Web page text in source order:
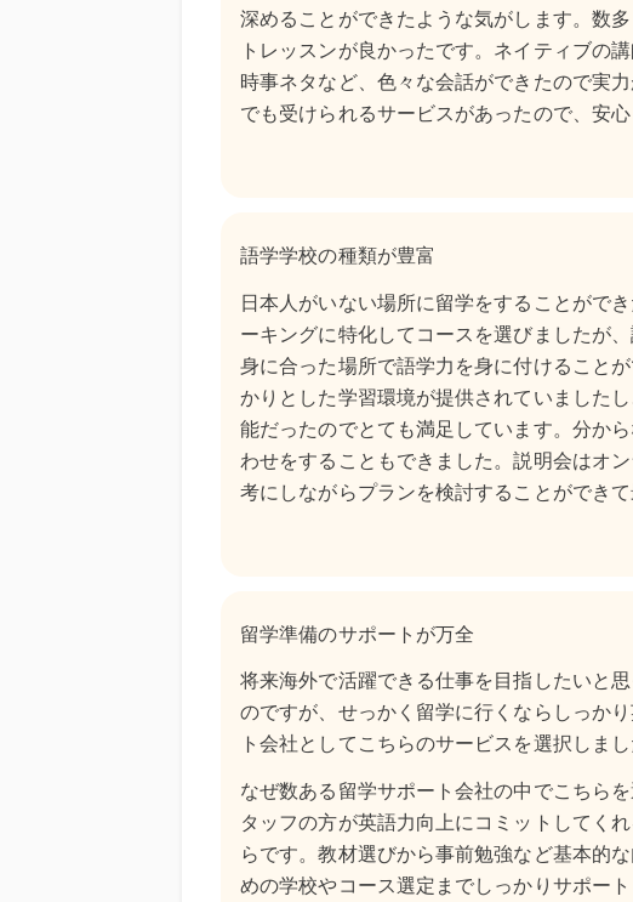
深めることができたような気がします。数
トレッスンが良かったです。ネイティブの
時事ネタなど、色々な会話ができたので実
でも受けられるサービスがあったので、安心
語学学校の種類が豊富
日本人がいない場所に留学をすることがで
ーキングに特化してコースを選びましたが
身に合った場所で語学力を身に付けること
かりとした学習環境が提供されていました
能だったのでとても満足しています。分か
わせをすることもできました。説明会はオ
考にしながらプランを検討することができて
留学準備のサポートが万全
将来海外で活躍できる仕事を目指したいと
のですが、せっかく留学に行くならしっか
ト会社としてこちらのサービスを選択しまし
なぜ数ある留学サポート会社の中でこちら
タッフの方が英語力向上にコミットしてく
らです。教材選びから事前勉強など基本的
めの学校やコース選定までしっかりサポー